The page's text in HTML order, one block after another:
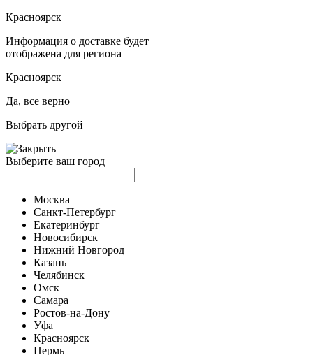
Красноярск
Информация о доставке будет
отображена для региона
Красноярск
Да, все верно
Выбрать другой
Выберите ваш город
Москва
Санкт-Петербург
Екатеринбург
Новосибирск
Нижний Новгород
Казань
Челябинск
Омск
Самара
Ростов-на-Дону
Уфа
Красноярск
Пермь